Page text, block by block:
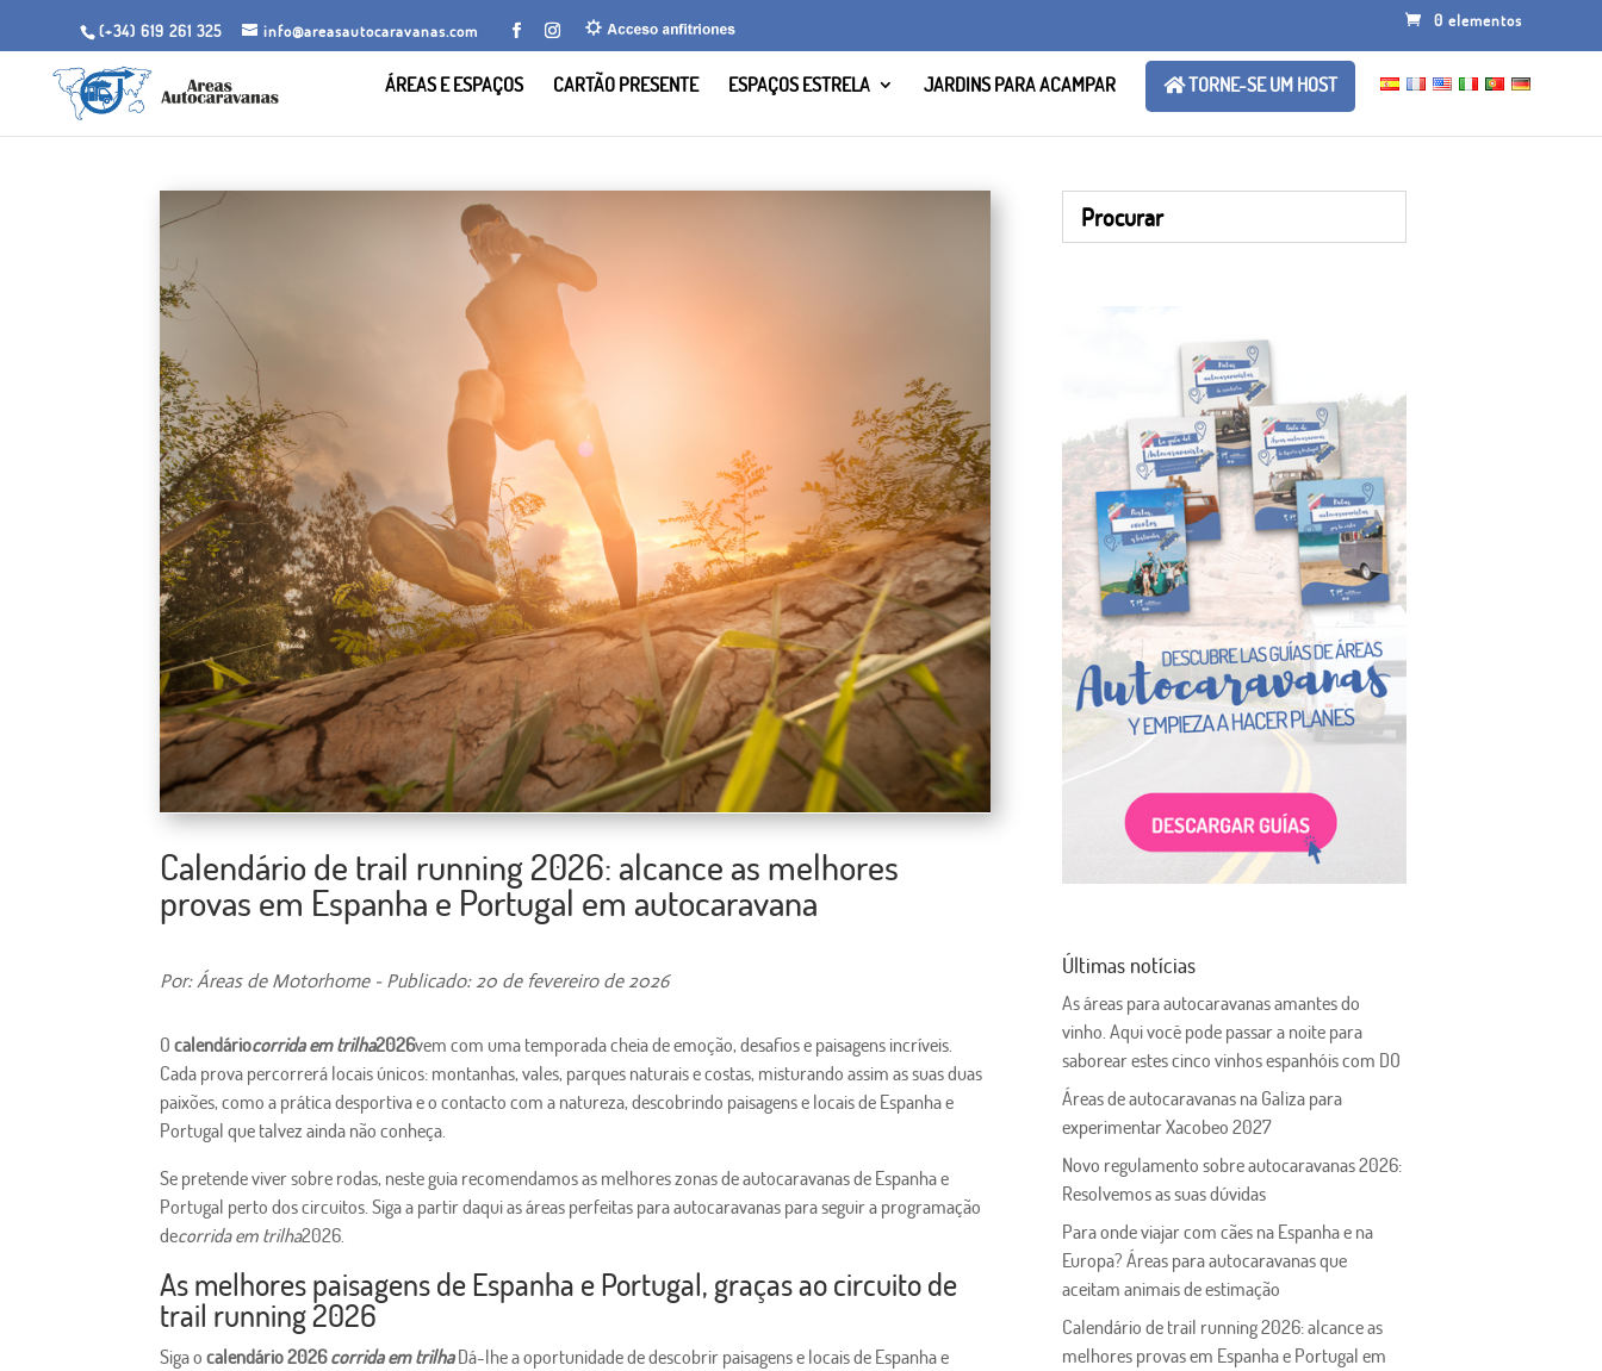
(+34) 619 261 325 info@areasautocaravanas.com
0 elementos
ÁREAS E ESPAÇOS CARTÃO PRESENTE ESPAÇOS ESTRELA JARDINS PARA ACAMPAR TORNE-SE UM HOST
Calendário de trail running 2026: alcance as melhores
provas em Espanha e Portugal em autocaravana
Por: Áreas de Motorhome - Publicado: 20 de fevereiro de 2026
Ocalendáriocorrida em trilha2026vem com uma temporada cheia de emoção, desafios e paisagens incríveis.
Cada prova percorrerá locais únicos: montanhas, vales, parques naturais e costas, misturando assim as suas duas
paixões, como a prática desportiva e o contacto com a natureza, descobrindo paisagens e locais de Espanha e
Portugal que talvez ainda não conheça.
Se pretende viver sobre rodas, neste guia recomendamos as melhores zonas de autocaravanas de Espanha e
Portugal perto dos circuitos. Siga a partir daqui as áreas perfeitas para autocaravanas para seguir a programação
decorrida em trilha2026.
As melhores paisagens de Espanha e Portugal, graças ao circuito de
trail running 2026
Siga ocalendário 2026corrida em trilhaDá-lhe a oportunidade de descobrir paisagens e locais de Espanha e
Últimas notícias
As áreas para autocaravanas amantes do
vinho. Aqui você pode passar a noite para
saborear estes cinco vinhos espanhóis com DO
Áreas de autocaravanas na Galiza para
experimentar Xacobeo 2027
Novo regulamento sobre autocaravanas 2026:
Resolvemos as suas dúvidas
Para onde viajar com cães na Espanha e na
Europa? Áreas para autocaravanas que
aceitam animais de estimação
Calendário de trail running 2026: alcance as
melhores provas em Espanha e Portugal em